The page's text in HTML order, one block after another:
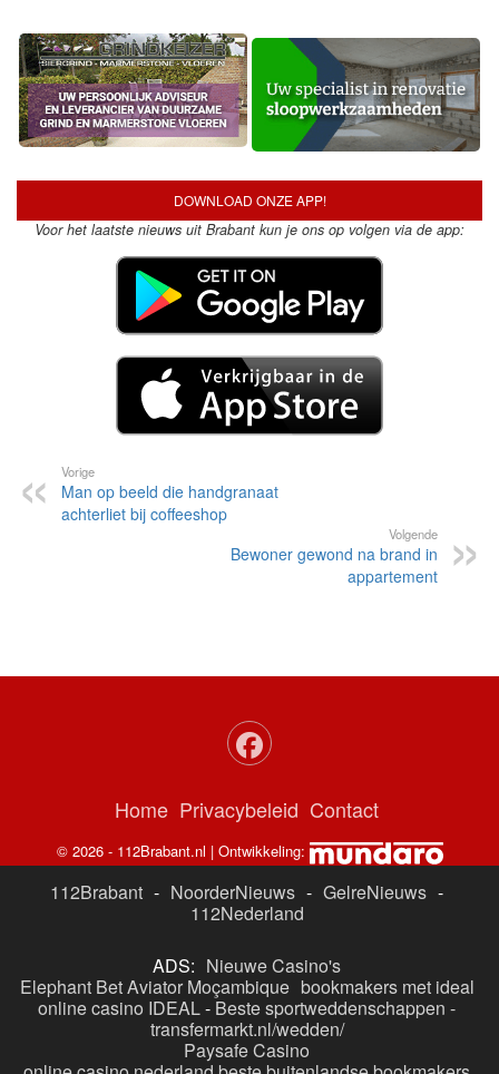
DOWNLOAD ONZE APP!
Voor het laatste nieuws uit Brabant kun je ons op volgen via de app:
Vorige
Man op beeld die handgranaat
achterliet bij coffeeshop
Volgende
Bewoner gewond na brand in
appartement
Home Privacybeleid Contact
© 2026 - 112Brabant.nl | Ontwikkeling:
112Brabant - NoorderNieuws - GelreNieuws -
112Nederland
ADS: Nieuwe Casino's
Elephant Bet Aviator Moçambique bookmakers met ideal
online casino IDEAL- Beste sportweddenschappen -
transfermarkt.nl/wedden/
Paysafe Casino